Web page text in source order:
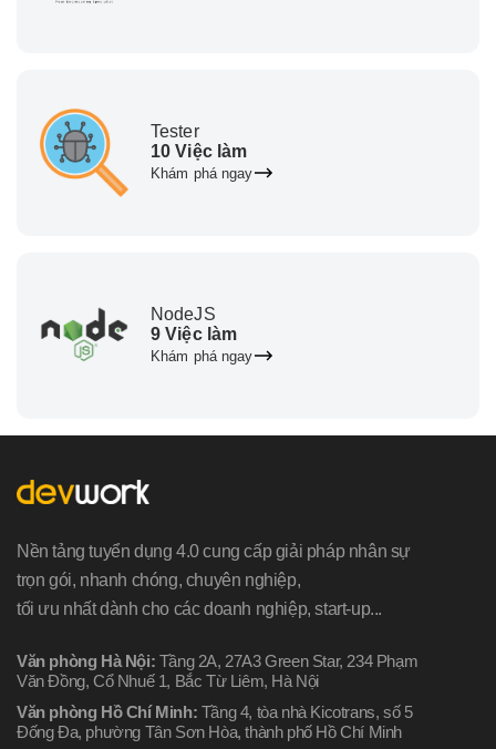
Tester
10 Việc làm
Khám phá ngay
NodeJS
9 Việc làm
Khám phá ngay
Nền tảng tuyển dụng 4.0 cung cấp giải pháp nhân sự
trọn gói, nhanh chóng, chuyên nghiệp,
tối ưu nhất dành cho các doanh nghiệp, start-up...
Văn phòng Hà Nội: Tầng 2A, 27A3 Green Star, 234 Phạm
Văn Đồng, Cổ Nhuế 1, Bắc Từ Liêm, Hà Nội
Văn phòng Hồ Chí Minh: Tầng 4, tòa nhà Kicotrans, số 5
Đống Đa, phường Tân Sơn Hòa, thành phố Hồ Chí Minh